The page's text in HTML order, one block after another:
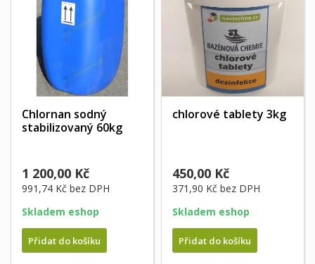
Chlornan sodný
stabilizovaný 60kg
1 200,00 Kč
991,74 Kč bez DPH
Skladem eshop
Přidat do košíku
chlorové tablety 3kg
450,00 Kč
371,90 Kč bez DPH
Skladem eshop
Přidat do košíku